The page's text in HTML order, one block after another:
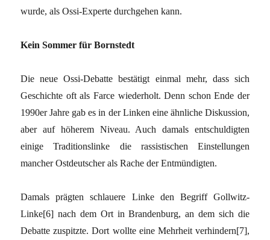
wurde, als Ossi-Experte durchgehen kann.
Kein Sommer für Bornstedt
Die neue Ossi-Debatte bestätigt einmal mehr, dass sich
Geschichte oft als Farce wiederholt. Denn schon Ende der
1990er Jahre gab es in der Linken eine ähnliche Diskussion,
aber auf höherem Niveau. Auch damals entschuldigten
einige Traditionslinke die rassistischen Einstellungen
mancher Ostdeutscher als Rache der Entmündigten.
Damals prägten schlauere Linke den Begriff Gollwitz-
Linke[6] nach dem Ort in Brandenburg, an dem sich die
Debatte zuspitzte. Dort wollte eine Mehrheit verhindern[7],